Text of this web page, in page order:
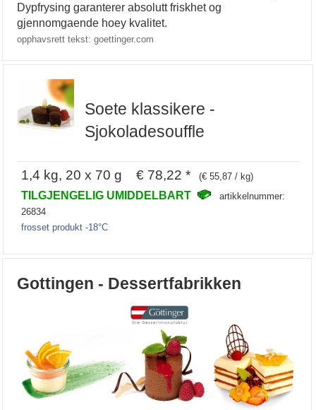
Dypfrysing garanterer absolutt friskhet og
gjennomgaende hoey kvalitet.
opphavsrett tekst: goettinger.com
Soete klassikere -
Sjokoladesouffle
1,4 kg, 20 x 70 g € 78,22 * (€ 55,87 / kg)
TILGJENGELIG UMIDDELBART
artikkelnummer:
26834
frosset produkt -18°C
Gottingen - Dessertfabrikken